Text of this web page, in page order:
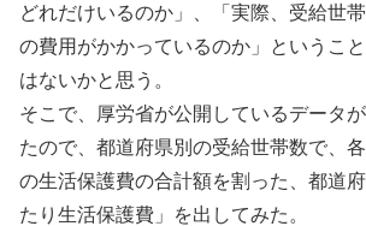
どれだけいるのか」、「実際、受給世
の費用がかかっているのか」というこ
はないかと思う。
そこで、厚労省が公開しているデータ
たので、都道府県別の受給世帯数で、
の生活保護費の合計額を割った、都道
たり生活保護費」を出してみた。